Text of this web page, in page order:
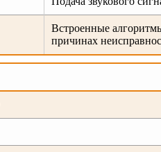
Встроенные
причинах